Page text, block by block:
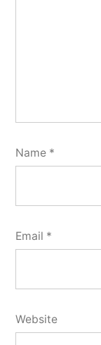
Name *
Email *
Website